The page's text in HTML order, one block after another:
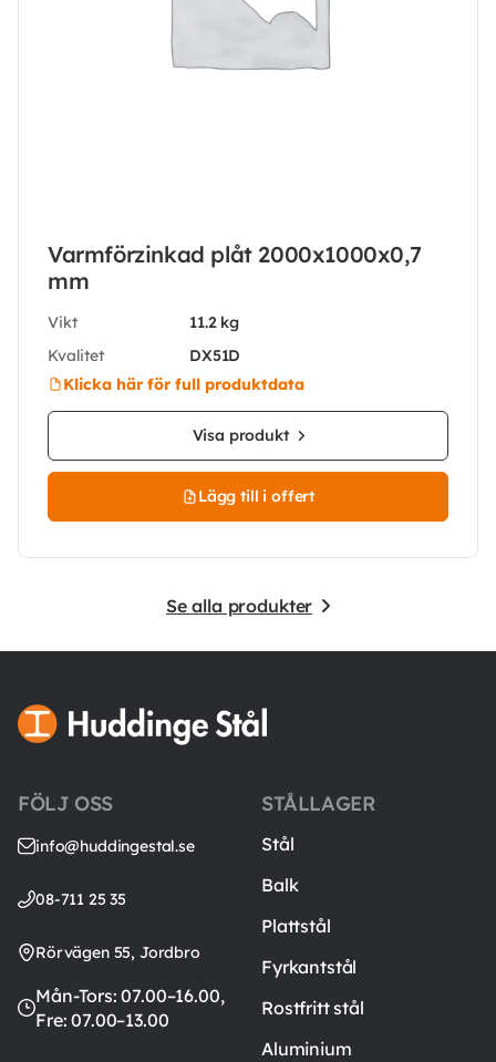
Varmförzinkad plåt 2000x1000x0,7
mm
Vikt
11.2 kg
Kvalitet
DX51D
Klicka här för full produktdata
Visa produkt
Lägg till i offert
Se alla produkter
FÖLJ OSS
info@huddingestal.se
08-711 25 35
Rörvägen 55, Jordbro
Mån-Tors: 07.00–16.00,
Fre: 07.00–13.00
STÅLLAGER
Stål
Balk
Plattstål
Fyrkantstål
Rostfritt stål
Aluminium